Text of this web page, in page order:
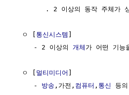
. 2 이상의 동작 주체가
  ㅇ [
통신시스템 ]
     - 2 이상의
개체 가 어떤 기능
  ㅇ [
멀티미디어 ]
     -
방송 ,가전, 컴퓨터 , 통신 등